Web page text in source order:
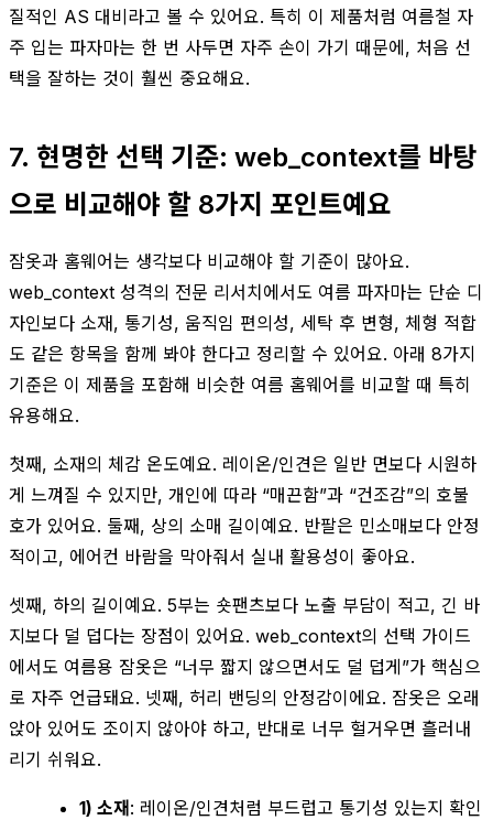
질적인 AS 대비라고 볼 수 있어요. 특히 이 제품처럼 여름철 자
주 입는 파자마는 한 번 사두면 자주 손이 가기 때문에, 처음 선
택을 잘하는 것이 훨씬 중요해요.
7. 현명한 선택 기준: web_context를 바탕
으로 비교해야 할 8가지 포인트예요
잠옷과 홈웨어는 생각보다 비교해야 할 기준이 많아요.
web_context 성격의 전문 리서치에서도 여름 파자마는 단순 디
자인보다 소재, 통기성, 움직임 편의성, 세탁 후 변형, 체형 적합
도 같은 항목을 함께 봐야 한다고 정리할 수 있어요. 아래 8가지
기준은 이 제품을 포함해 비슷한 여름 홈웨어를 비교할 때 특히
유용해요.
첫째, 소재의 체감 온도예요. 레이온/인견은 일반 면보다 시원하
게 느껴질 수 있지만, 개인에 따라 “매끈함”과 “건조감”의 호불
호가 있어요. 둘째, 상의 소매 길이예요. 반팔은 민소매보다 안정
적이고, 에어컨 바람을 막아줘서 실내 활용성이 좋아요.
셋째, 하의 길이예요. 5부는 숏팬츠보다 노출 부담이 적고, 긴 바
지보다 덜 덥다는 장점이 있어요. web_context의 선택 가이드
에서도 여름용 잠옷은 “너무 짧지 않으면서도 덜 덥게”가 핵심으
로 자주 언급돼요. 넷째, 허리 밴딩의 안정감이에요. 잠옷은 오래
앉아 있어도 조이지 않아야 하고, 반대로 너무 헐거우면 흘러내
리기 쉬워요.
1) 소재: 레이온/인견처럼 부드럽고 통기성 있는지 확인